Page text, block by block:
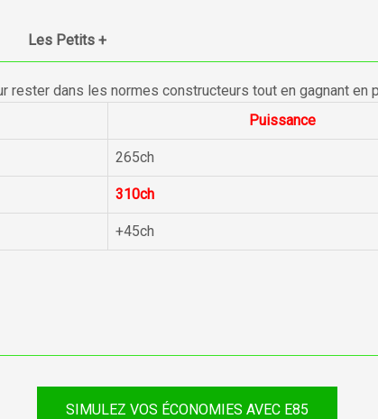
Les Petits +
rester dans les normes constructeurs tout en gagnant en
Puissance
265ch
310ch
+45ch
SIMULEZ VOS ÉCONOMIES AVEC E85